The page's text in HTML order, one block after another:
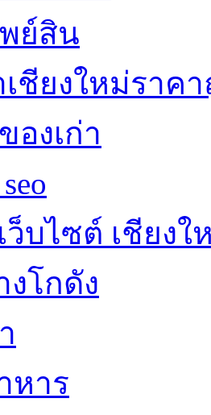
ย์สิน
เชียงใหม่ราค
องเก่า
ว็บไซต์ เชียงใ
งโกดัง
หาร